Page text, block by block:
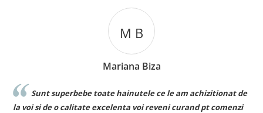
M B
Mariana Biza
Sunt superbebe toate hainutele ce le am achizitionat de
la voi si de o calitate excelenta voi reveni curand pt comenzi